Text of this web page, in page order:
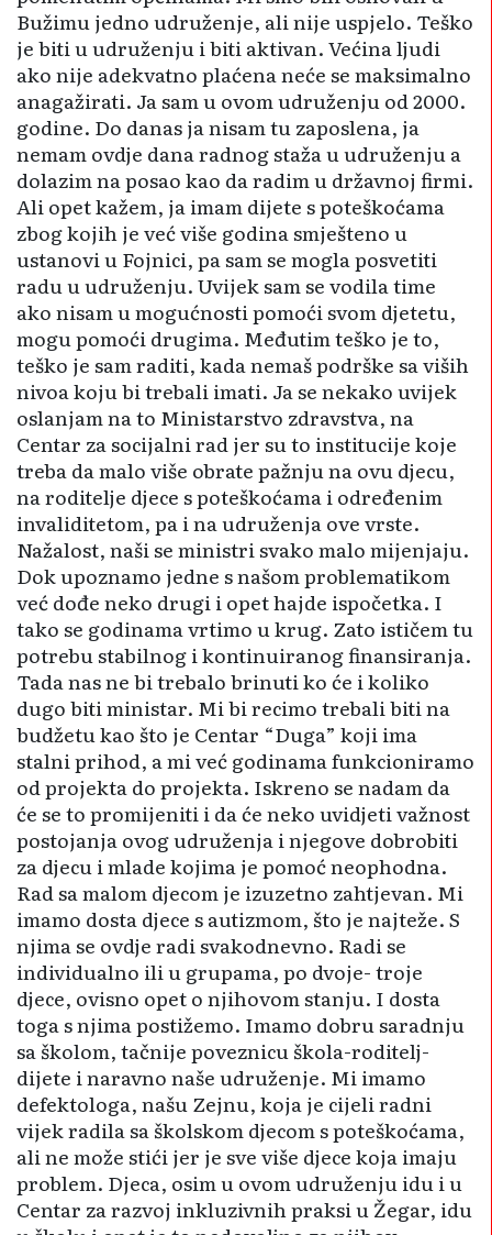
Bužimu jedno udruženje, ali nije uspjelo. Teško
je biti u udruženju i biti aktivan. Većina ljudi
ako nije adekvatno plaćena neće se maksimalno
anagažirati. Ja sam u ovom udruženju od 2000.
godine. Do danas ja nisam tu zaposlena, ja
nemam ovdje dana radnog staža u udruženju a
dolazim na posao kao da radim u državnoj firmi.
Ali opet kažem, ja imam dijete s poteškoćama
zbog kojih je već više godina smješteno u
ustanovi u Fojnici, pa sam se mogla posvetiti
radu u udruženju. Uvijek sam se vodila time
ako nisam u mogućnosti pomoći svom djetetu,
mogu pomoći drugima. Međutim teško je to,
teško je sam raditi, kada nemaš podrške sa viših
nivoa koju bi trebali imati. Ja se nekako uvijek
oslanjam na to Ministarstvo zdravstva, na
Centar za socijalni rad jer su to institucije koje
treba da malo više obrate pažnju na ovu djecu,
na roditelje djece s poteškoćama i određenim
invaliditetom, pa i na udruženja ove vrste.
Nažalost, naši se ministri svako malo mijenjaju.
Dok upoznamo jedne s našom problematikom
već dođe neko drugi i opet hajde ispočetka. I
tako se godinama vrtimo u krug. Zato ističem tu
potrebu stabilnog i kontinuiranog finansiranja.
Tada nas ne bi trebalo brinuti ko će i koliko
dugo biti ministar. Mi bi recimo trebali biti na
budžetu kao što je Centar “Duga” koji ima
stalni prihod, a mi već godinama funkcioniramo
od projekta do projekta. Iskreno se nadam da
će se to promijeniti i da će neko uvidjeti važnost
postojanja ovog udruženja i njegove dobrobiti
za djecu i mlade kojima je pomoć neophodna.
Rad sa malom djecom je izuzetno zahtjevan. Mi
imamo dosta djece s autizmom, što je najteže. S
njima se ovdje radi svakodnevno. Radi se
individualno ili u grupama, po dvoje- troje
djece, ovisno opet o njihovom stanju. I dosta
toga s njima postižemo. Imamo dobru saradnju
sa školom, tačnije poveznicu škola-roditelj-
dijete i naravno naše udruženje. Mi imamo
defektologa, našu Zejnu, koja je cijeli radni
vijek radila sa školskom djecom s poteškoćama,
ali ne može stići jer je sve više djece koja imaju
problem. Djeca, osim u ovom udruženju idu i u
Centar za razvoj inkluzivnih praksi u Žegar, idu